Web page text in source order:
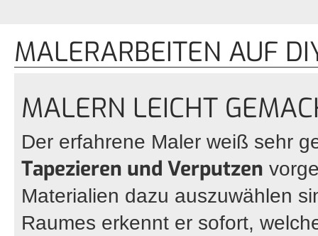
MALERARBEITEN AUF
MALERN LEICHT
Der erfahrene Maler weiß sehr
Tapezieren und Verputzen
Materialien dazu auszuwählen
Raumes erkennt er sofort,